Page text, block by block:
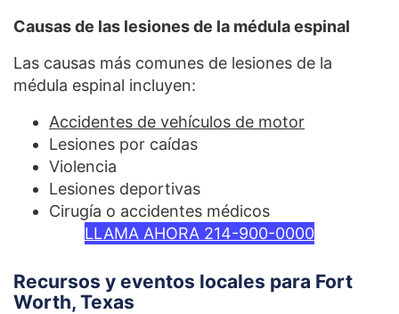
Causas de las lesiones de la médula espinal
Las causas más comunes de lesiones de la
médula espinal incluyen:
Accidentes de vehículos de motor
Lesiones por caídas
Violencia
Lesiones deportivas
Cirugía o accidentes médicos
LLAMA AHORA 214-900-0000
Recursos y eventos locales para Fort
Worth, Texas